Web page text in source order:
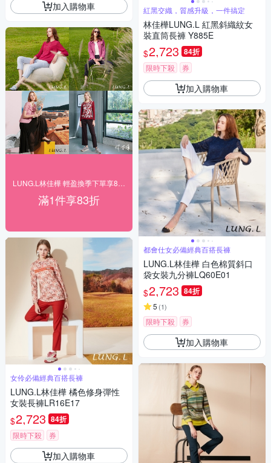
加入購物車
滿1件享83折
女伶必備經典百搭長褲
LUNG.L林佳樺 橘色修身彈性
女裝長褲LR16E17
$2,723 84折
限時下殺 券
加入購物車
紅黑交織，質感升級，一件搞定
林佳樺LUNG.L 紅黑斜織紋女
裝直筒長褲 Y885E
$2,723 84折
限時下殺 券
加入購物車
都會仕女必備經典百搭長褲
LUNG.L林佳樺 白色棉質斜口
袋女裝九分褲LQ60E01
$2,723 84折
5 (1)
限時下殺 券
加入購物車